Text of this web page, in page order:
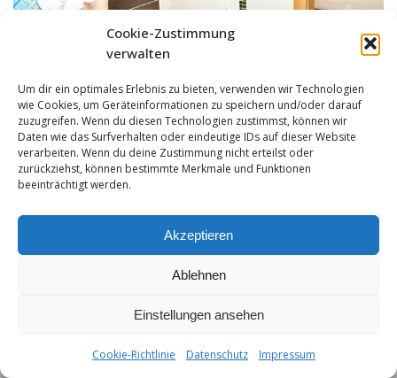
Cookie-Zustimmung
verwalten
Um dir ein optimales Erlebnis zu bieten, verwenden wir Technologien
wie Cookies, um Geräteinformationen zu speichern und/oder darauf
zuzugreifen. Wenn du diesen Technologien zustimmst, können wir
Daten wie das Surfverhalten oder eindeutige IDs auf dieser Website
verarbeiten. Wenn du deine Zustimmung nicht erteilst oder
zurückziehst, können bestimmte Merkmale und Funktionen
beeinträchtigt werden.
Akzeptieren
Ablehnen
Einstellungen ansehen
Cookie-Richtlinie Datenschutz Impressum